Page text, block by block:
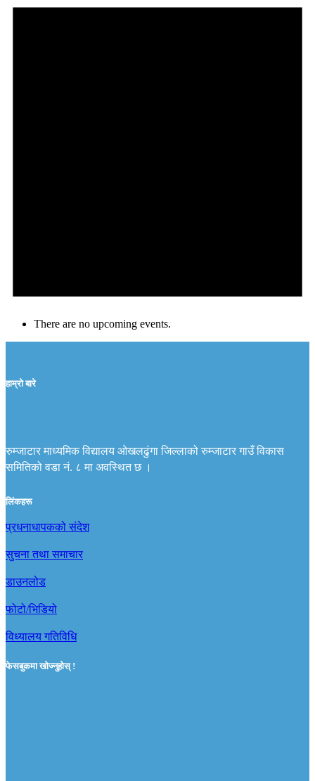
There are no upcoming events.
हाम्रो बारे
रुम्जाटार माध्यमिक विद्यालय ओखलढुंगा जिल्लाको रुम्जाटार गाउँ विकास
समितिको वडा नं. ८ मा अवस्थित छ ।
लिंकहरू
प्रधनाधापकको संदेश
सुचना तथा समाचार
डाउनलोड
फोटो/भिडियो
विध्यालय गतिविधि
फेसबुकमा खोज्नुहोस् !